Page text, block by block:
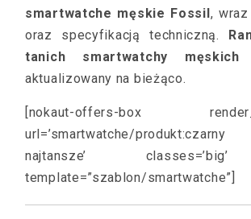
smartwatche męskie Fossil,
oraz specyfikacją techniczną.
tanich smartwatchy męskich
aktualizowany na bieżąco.
[nokaut-offers-box
url=’smartwatche/
najtansze’
template=”szablon/smartwatche”]